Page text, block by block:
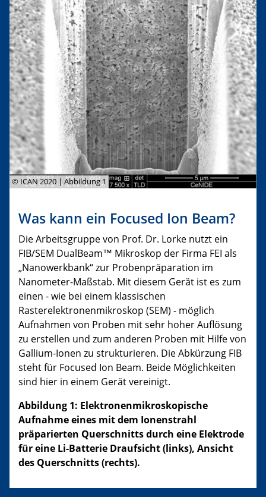
© ICAN 2020 | Abbildung 1
Was kann ein Focused Ion Beam?
Die Arbeitsgruppe von Prof. Dr. Lorke nutzt ein
FIB/SEM DualBeam™ Mikroskop der Firma FEI als
„Nanowerkbank“ zur Probenpräparation im
Nanometer-Maßstab. Mit diesem Gerät ist es zum
einen - wie bei einem klassischen
Rasterelektronenmikroskop (SEM) - möglich
Aufnahmen von Proben mit sehr hoher Auflösung
zu erstellen und zum anderen Proben mit Hilfe von
Gallium-Ionen zu strukturieren. Die Abkürzung FIB
steht für Focused Ion Beam. Beide Möglichkeiten
sind hier in einem Gerät vereinigt.
Abbildung 1: Elektronenmikroskopische
Aufnahme eines mit dem Ionenstrahl
präparierten Querschnitts durch eine Elektrode
für eine Li-Batterie Draufsicht (links), Ansicht
des Querschnitts (rechts).